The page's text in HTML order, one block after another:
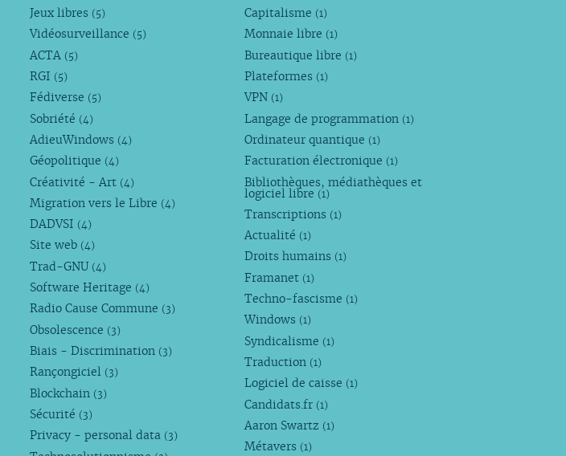
Jeux libres (5)
Vidéosurveillance (5)
ACTA (5)
RGI (5)
Fédiverse (5)
Sobriété (4)
AdieuWindows (4)
Géopolitique (4)
Créativité - Art (4)
Migration vers le Libre (4)
DADVSI (4)
Site web (4)
Trad-GNU (4)
Software Heritage (4)
Radio Cause Commune (3)
Obsolescence (3)
Biais - Discrimination (3)
Rançongiciel (3)
Blockchain (3)
Sécurité (3)
Privacy - personal data (3)
Capitalisme (1)
Monnaie libre (1)
Bureautique libre (1)
Plateformes (1)
VPN (1)
Langage de programmation (1)
Ordinateur quantique (1)
Facturation électronique (1)
Bibliothèques, médiathèques et
logiciel libre (1)
Transcriptions (1)
Actualité (1)
Droits humains (1)
Framanet (1)
Techno-fascisme (1)
Windows (1)
Syndicalisme (1)
Traduction (1)
Logiciel de caisse (1)
Candidats.fr (1)
Aaron Swartz (1)
Métavers (1)